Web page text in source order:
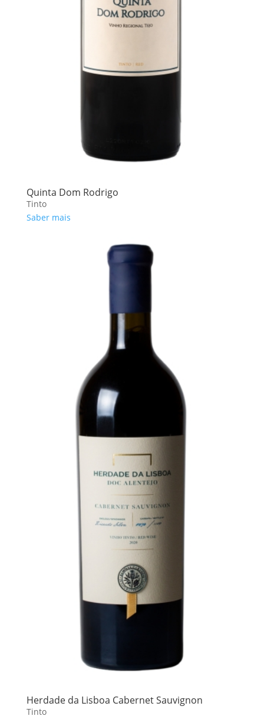
Quinta Dom Rodrigo
Tinto
Saber mais
Herdade da Lisboa Cabernet Sauvignon
Tinto